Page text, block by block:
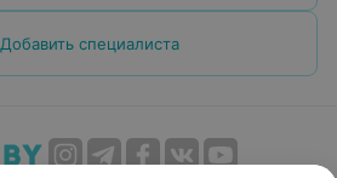
Добавить специалиста